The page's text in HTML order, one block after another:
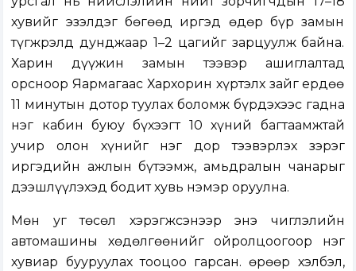
хувийг эзэлдэг бөгөөд иргэд өдөр бүр замын
түгжрэлд дунджаар 1–2 цагийг зарцуулж байна.
Харин дүүжин замын тээвэр ашиглалтад
орсноор Яармагаас Хархорин хүртэлх зайг ердөө
11 минутын дотор туулах боломж бүрдэхээс гадна
нэг кабин буюу бүхээгт 10 хүний багтаамжтай
учир олон хүнийг нэг дор тээвэрлэх зэрэг
иргэдийн ажлын бүтээмж, амьдралын чанарыг
дээшлүүлэхэд бодит хувь нэмэр оруулна.
Мөн уг төсөл хэрэгжсэнээр энэ чиглэлийн
автомашины хөдөлгөөнийг ойролцоогоор нэг
хувиар бууруулах тооцоо гарсан. Өөрөөр хэлбэл,